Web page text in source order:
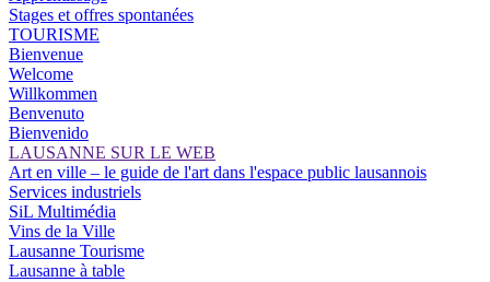
Stages et offres spontanées
TOURISME
Bienvenue
Welcome
Willkommen
Benvenuto
Bienvenido
LAUSANNE SUR LE WEB
Art en ville – le guide de l'art dans l'espace public lausannois
Services industriels
SiL Multimédia
Vins de la Ville
Lausanne Tourisme
Lausanne à table